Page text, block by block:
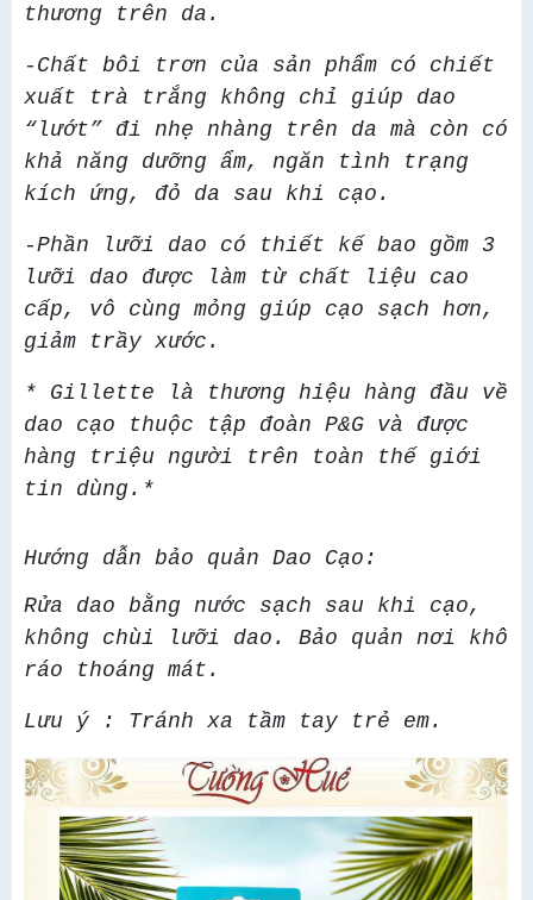
thương trên da.
-Chất bôi trơn của sản phẩm có chiết
xuất trà trắng không chỉ giúp dao
“lướt” đi nhẹ nhàng trên da mà còn có
khả năng dưỡng ẩm, ngăn tình trạng
kích ứng, đỏ da sau khi cạo.
-Phần lưỡi dao có thiết kế bao gồm 3
lưỡi dao được làm từ chất liệu cao
cấp, vô cùng mỏng giúp cạo sạch hơn,
giảm trầy xước.
* Gillette là thương hiệu hàng đầu về
dao cạo thuộc tập đoàn P&G và được
hàng triệu người trên toàn thế giới
tin dùng.*
Hướng dẫn bảo quản Dao Cạo:
Rửa dao bằng nước sạch sau khi cạo,
không chùi lưỡi dao. Bảo quản nơi khô
ráo thoáng mát.
Lưu ý : Tránh xa tầm tay trẻ em.